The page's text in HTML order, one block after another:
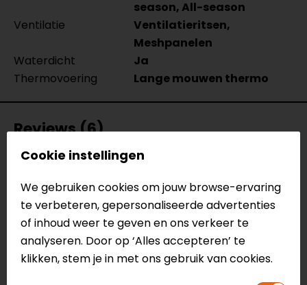
season, All-season
Ventilatie
Ventilatieritsen,
Meshpanelen
Waterdicht
Ja
Thermovoering
Lange mouwen thermo
Reviews (6)
16-05-2026
geen toelichting gegeven
- de Haan
Cookie instellingen
We gebruiken cookies om jouw browse-ervaring
te verbeteren, gepersonaliseerde advertenties
of inhoud weer te geven en ons verkeer te
analyseren. Door op ‘Alles accepteren’ te
klikken, stem je in met ons gebruik van cookies.